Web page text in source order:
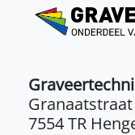
7554 TR